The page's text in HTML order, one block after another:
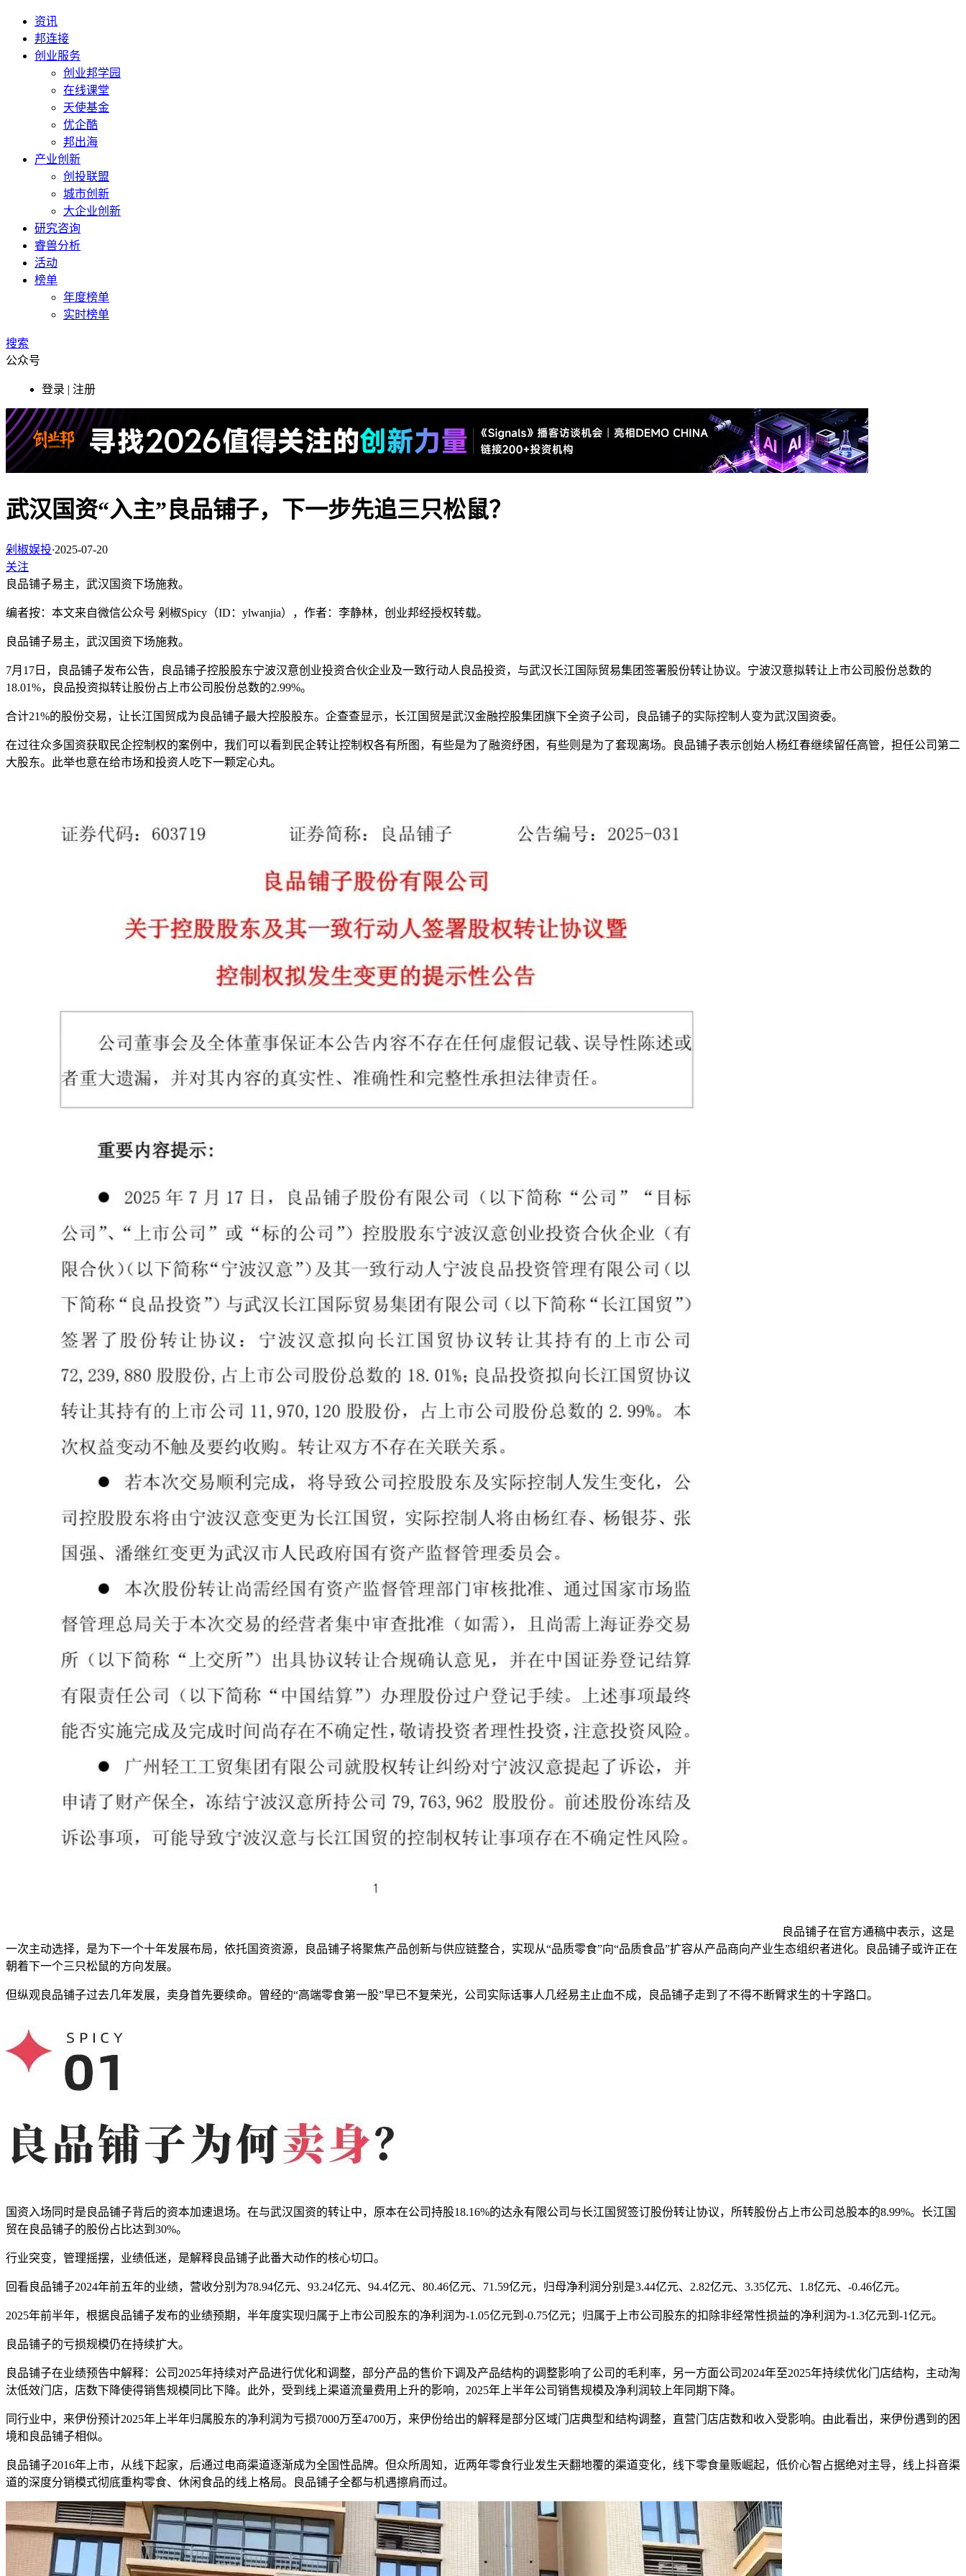
资讯
邦连接
创业服务
创业邦学园
在线课堂
天使基金
优企酷
邦出海
产业创新
创投联盟
城市创新
大企业创新
研究咨询
睿兽分析
活动
榜单
年度榜单
实时榜单
搜索
公众号
登录 | 注册
武汉国资“入主”良品铺子，下一步先追三只松鼠？
剁椒娱投·2025-07-20
关注
良品铺子易主，武汉国资下场施救。
编者按：本文来自微信公众号 剁椒Spicy（ID：ylwanjia），作者：李静林，创业邦经授权转载。
良品铺子易主，武汉国资下场施救。
7月17日，良品铺子发布公告，良品铺子控股股东宁波汉意创业投资合伙企业及一致行动人良品投资，与武汉长江国际贸易集团签署股份转让协议。宁波汉意拟转让上市公司股份总数的
18.01%，良品投资拟转让股份占上市公司股份总数的2.99%。
合计21%的股份交易，让长江国贸成为良品铺子最大控股股东。企查查显示，长江国贸是武汉金融控股集团旗下全资子公司，良品铺子的实际控制人变为武汉国资委。
在过往众多国资获取民企控制权的案例中，我们可以看到民企转让控制权各有所图，有些是为了融资纾困，有些则是为了套现离场。良品铺子表示创始人杨红春继续留任高管，担任公司第二
大股东。此举也意在给市场和投资人吃下一颗定心丸。
良品铺子在官方通稿中表示，这是
一次主动选择，是为下一个十年发展布局，依托国资资源，良品铺子将聚焦产品创新与供应链整合，实现从“品质零食”向“品质食品”扩容从产品商向产业生态组织者进化。良品铺子或许正在
朝着下一个三只松鼠的方向发展。
但纵观良品铺子过去几年发展，卖身首先要续命。曾经的“高端零食第一股”早已不复荣光，公司实际话事人几经易主止血不成，良品铺子走到了不得不断臂求生的十字路口。
国资入场同时是良品铺子背后的资本加速退场。在与武汉国资的转让中，原本在公司持股18.16%的达永有限公司与长江国贸签订股份转让协议，所转股份占上市公司总股本的8.99%。长江国
贸在良品铺子的股份占比达到30%。
行业突变，管理摇摆，业绩低迷，是解释良品铺子此番大动作的核心切口。
回看良品铺子2024年前五年的业绩，营收分别为78.94亿元、93.24亿元、94.4亿元、80.46亿元、71.59亿元，归母净利润分别是3.44亿元、2.82亿元、3.35亿元、1.8亿元、-0.46亿元。
2025年前半年，根据良品铺子发布的业绩预期，半年度实现归属于上市公司股东的净利润为-1.05亿元到-0.75亿元；归属于上市公司股东的扣除非经常性损益的净利润为-1.3亿元到-1亿元。
良品铺子的亏损规模仍在持续扩大。
良品铺子在业绩预告中解释：公司2025年持续对产品进行优化和调整，部分产品的售价下调及产品结构的调整影响了公司的毛利率，另一方面公司2024年至2025年持续优化门店结构，主动淘
汰低效门店，店数下降使得销售规模同比下降。此外，受到线上渠道流量费用上升的影响，2025年上半年公司销售规模及净利润较上年同期下降。
同行业中，来伊份预计2025年上半年归属股东的净利润为亏损7000万至4700万，来伊份给出的解释是部分区域门店典型和结构调整，直营门店店数和收入受影响。由此看出，来伊份遇到的困
境和良品铺子相似。
良品铺子2016年上市，从线下起家，后通过电商渠道逐渐成为全国性品牌。但众所周知，近两年零食行业发生天翻地覆的渠道变化，线下零食量贩崛起，低价心智占据绝对主导，线上抖音渠
道的深度分销模式彻底重构零食、休闲食品的线上格局。良品铺子全都与机遇擦肩而过。